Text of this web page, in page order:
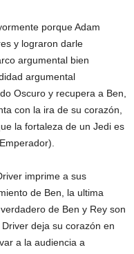
porque Adam
y lograron darle
argumental bien
argumental
Oscuro y recupera a Ben,
con la ira de su corazón,
la fortaleza de un Jedi es
imprime a sus
de Ben, la ultima
de Ben y Rey son
deja su corazón en
a la audiencia a